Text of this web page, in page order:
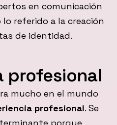
en comunicación
referido a la creación
de identidad.
profesional
mucho en el mundo
profesional. Se